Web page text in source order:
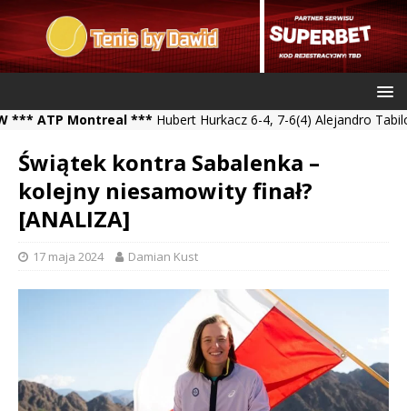
Montreal ***Hubert Hurkacz 6-4, 7-6(4) Alejandro Tabilo ***
Świątek kontra Sabalenka –
kolejny niesamowity finał?
[ANALIZA]
17 maja 2024 Damian Kust